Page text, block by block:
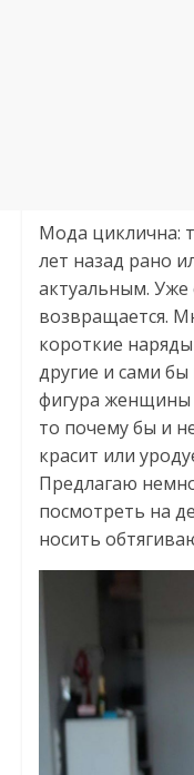
Мода циклична:
лет назад рано
актуальным.
возвращается.
короткие
другие и сами
фигура женщины
то почему бы и
красит или
Предлагаю
посмотреть на
носить